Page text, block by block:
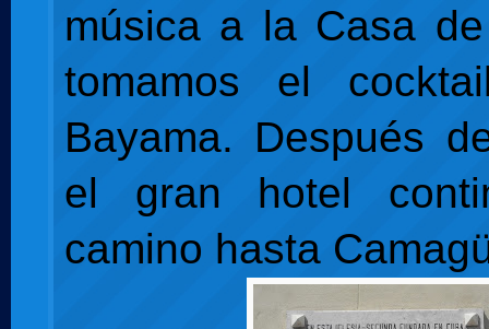
música a la Casa
tomamos el
Bayama. Después
el gran hotel
camino hasta